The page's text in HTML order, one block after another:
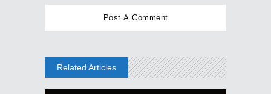
Related Articles